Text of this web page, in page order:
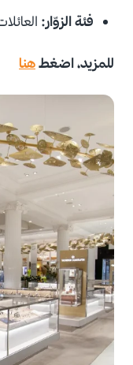
فئة الزوّار:
للمزيد، اضغطهنا